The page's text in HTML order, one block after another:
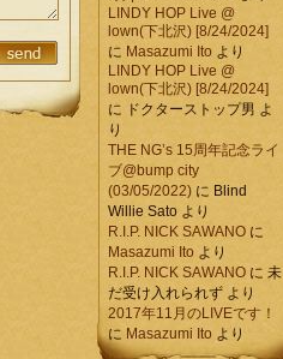
LINDY HOP Live @
lown(下北沢) [8/24/2024]
に Masazumi Ito より
LINDY HOP Live @
lown(下北沢) [8/24/2024]
に ドクターストップ男 よ
り
THE NG’s 15周年記念ライ
ブ@bump city
(03/05/2022) に Blind
Willie Sato より
R.I.P. NICK SAWANO に
Masazumi Ito より
R.I.P. NICK SAWANO に 未
だ受け入れられず より
2017年11月のLIVEです！
に Masazumi Ito より